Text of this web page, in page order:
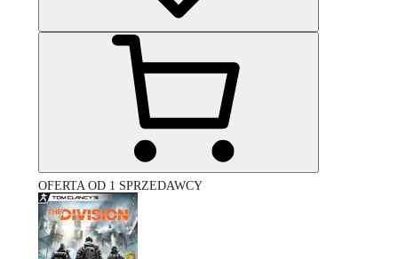
OFERTA OD 1 SPRZEDAWCY